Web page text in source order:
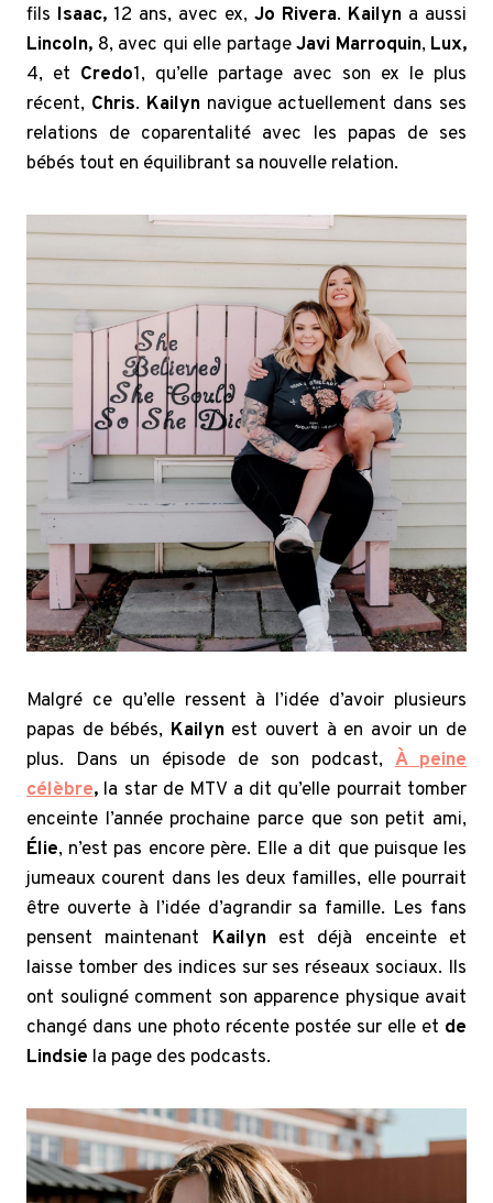
fils Isaac, 12 ans, avec ex, Jo Rivera. Kailyn a aussi
Lincoln, 8, avec qui elle partageJavi Marroquin, Lux,
4, et Credo1, qu’elle partage avec son ex le plus
récent, Chris. Kailynnavigue actuellement dans ses
relations de coparentalité avec les papas de ses
bébés tout en équilibrant sa nouvelle relation.
Malgré ce qu’elle ressent à l’idée d’avoir plusieurs
papas de bébés, Kailyn est ouvert à en avoir un de
plus. Dans un épisode de son podcast, À peine
célèbre, la star de MTV a dit qu’elle pourrait tomber
enceinte l’année prochaine parce que son petit ami,
Élie, n’est pas encore père. Elle a dit que puisque les
jumeaux courent dans les deux familles, elle pourrait
être ouverte à l’idée d’agrandir sa famille. Les fans
pensent maintenant Kailynest déjà enceinte et
laisse tomber des indices sur ses réseaux sociaux. Ils
ont souligné comment son apparence physique avait
changé dans une photo récente postée sur elle et de
Lindsie la page des podcasts.